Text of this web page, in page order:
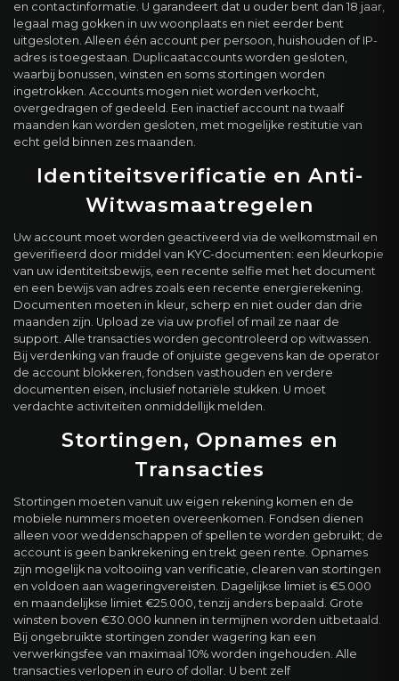
en contactinformatie. U garandeert dat u ouder bent dan 18 jaar,
legaal mag gokken in uw woonplaats en niet eerder bent
uitgesloten. Alleen één account per persoon, huishouden of IP-
adres is toegestaan. Duplicaataccounts worden gesloten,
waarbij bonussen, winsten en soms stortingen worden
ingetrokken. Accounts mogen niet worden verkocht,
overgedragen of gedeeld. Een inactief account na twaalf
maanden kan worden gesloten, met mogelijke restitutie van
echt geld binnen zes maanden.
Identiteitsverificatie en Anti-
Witwasmaatregelen
Uw account moet worden geactiveerd via de welkomstmail en
geverifieerd door middel van KYC-documenten: een kleurkopie
van uw identiteitsbewijs, een recente selfie met het document
en een bewijs van adres zoals een recente energierekening.
Documenten moeten in kleur, scherp en niet ouder dan drie
maanden zijn. Upload ze via uw profiel of mail ze naar de
support. Alle transacties worden gecontroleerd op witwassen.
Bij verdenking van fraude of onjuiste gegevens kan de operator
de account blokkeren, fondsen vasthouden en verdere
documenten eisen, inclusief notariële stukken. U moet
verdachte activiteiten onmiddellijk melden.
Stortingen, Opnames en
Transacties
Stortingen moeten vanuit uw eigen rekening komen en de
mobiele nummers moeten overeenkomen. Fondsen dienen
alleen voor weddenschappen of spellen te worden gebruikt; de
account is geen bankrekening en trekt geen rente. Opnames
zijn mogelijk na voltooiing van verificatie, clearen van stortingen
en voldoen aan wageringvereisten. Dagelijkse limiet is €5.000
en maandelijkse limiet €25.000, tenzij anders bepaald. Grote
winsten boven €30.000 kunnen in termijnen worden uitbetaald.
Bij ongebruikte stortingen zonder wagering kan een
verwerkingsfee van maximaal 10% worden ingehouden. Alle
transacties verlopen in euro of dollar. U bent zelf